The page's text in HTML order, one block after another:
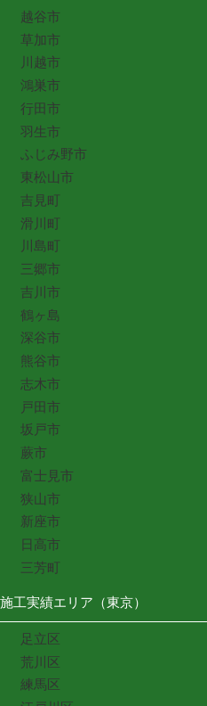
越谷市
草加市
川越市
鴻巣市
行田市
羽生市
ふじみ野市
東松山市
吉見町
滑川町
川島町
三郷市
吉川市
鶴ヶ島
深谷市
熊谷市
志木市
戸田市
坂戸市
蕨市
富士見市
狭山市
新座市
日高市
三芳町
施工実績エリア（東京）
足立区
荒川区
練馬区